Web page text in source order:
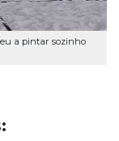
a pintar sozinho